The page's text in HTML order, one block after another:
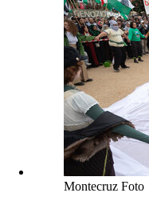
Montecruz Foto